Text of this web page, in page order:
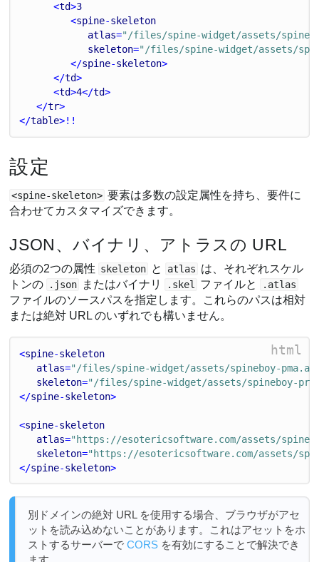
<td>3
<spine-skeleton
atlas="/files/spine-widget/assets/
skeleton="/files/spine-widget/assets/
</spine-skeleton>
</td>
<td>4</td>
</tr>
</table>!!
設定
<spine-skeleton> 要素は多数の設定属性を持ち、要件に
合わせてカスタマイズできます。
JSON、バイナリ、アトラスの URL
必須の2つの属性 skeleton と atlas は、それぞれスケル
トンの
.json またはバイナリ .skel ファイルと .atlas
ファイルのソースパスを指定します。これらのパスは相対
または絶対 URL のいずれでも構いません。
html
<spine-skeleton
atlas="/files/spine-widget/assets/spineboy-
skeleton="/files/spine-widget/assets/spineboy-
</spine-skeleton>
<spine-skeleton
atlas="https://esotericsoftware.com/assets/
skeleton="https://esotericsoftware.com/assets/
</spine-skeleton>
別ドメインの絶対 URL を使用する場合、ブラウザがアセ
ットを読み込めないことがあります。これはアセットをホ
ストするサーバーで CORSを有効にすることで解決でき